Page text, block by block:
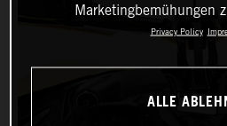
Marketingbemühungen
Privacy Policy
ALLE